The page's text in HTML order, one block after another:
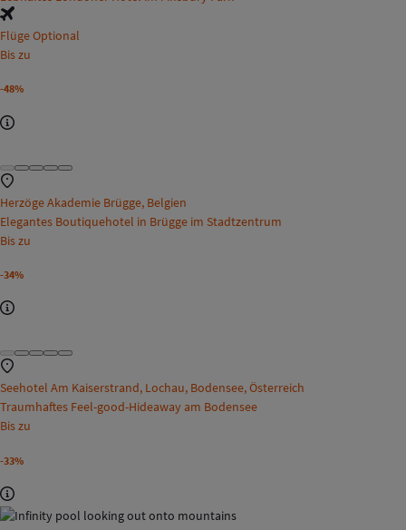
Flüge Optional
Bis zu
-48%
Herzöge Akademie Brügge, Belgien
Elegantes Boutiquehotel in Brügge im Stadtzentrum
Bis zu
-34%
Seehotel Am Kaiserstrand, Lochau, Bodensee, Österreich
Traumhaftes Feel-good-Hideaway am Bodensee
Bis zu
-33%